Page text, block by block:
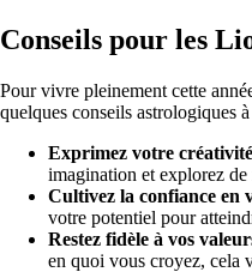
Conseils pour les
Pour vivre pleinement cette
quelques conseils astrologiques
Exprimez votre
imagination et explorez
Cultivez la confiance en
votre potentiel pour
Restez fidèle à vos
en quoi vous croyez, cela